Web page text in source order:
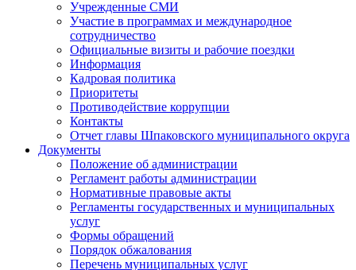
Учрежденные СМИ
Участие в программах и международное
сотрудничество
Официальные визиты и рабочие поездки
Информация
Кадровая политика
Приоритеты
Противодействие коррупции
Контакты
Отчет главы Шпаковского муниципального округа
Документы
Положение об администрации
Регламент работы администрации
Нормативные правовые акты
Регламенты государственных и муниципальных
услуг
Формы обращений
Порядок обжалования
Перечень муниципальных услуг